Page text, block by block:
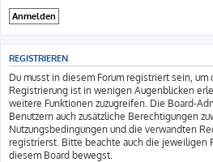
REGISTRIEREN
Du musst in diesem Forum registriert sein,
Registrierung ist in wenigen Augenblicken
weitere Funktionen zuzugreifen. Die Board-
Benutzern auch zusätzliche Berechtigungen
Nutzungsbedingungen und die verwandten
registrierst. Bitte beachte auch die jeweiligen
diesem Board bewegst.